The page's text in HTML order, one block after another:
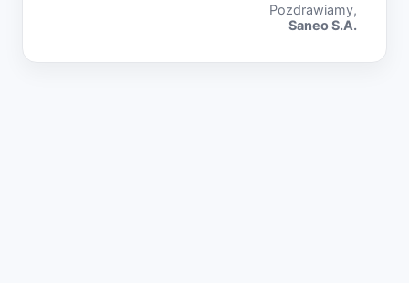
Pozdrawiamy,
Saneo S.A.